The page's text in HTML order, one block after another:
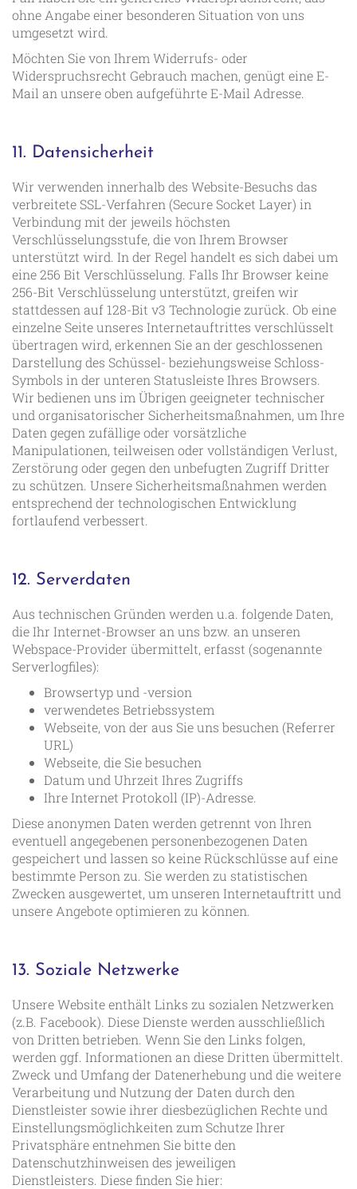
ohne Angabe einer besonderen Situation von uns
umgesetzt wird.
Möchten Sie von Ihrem Widerrufs- oder
Widerspruchsrecht Gebrauch machen, genügt eine E-
Mail an unsere oben aufgeführte E-Mail Adresse.
11. Datensicherheit
Wir verwenden innerhalb des Website-Besuchs das
verbreitete SSL-Verfahren (Secure Socket Layer) in
Verbindung mit der jeweils höchsten
Verschlüsselungsstufe, die von Ihrem Browser
unterstützt wird. In der Regel handelt es sich dabei um
eine 256 Bit Verschlüsselung. Falls Ihr Browser keine
256-Bit Verschlüsselung unterstützt, greifen wir
stattdessen auf 128-Bit v3 Technologie zurück. Ob eine
einzelne Seite unseres Internetauftrittes verschlüsselt
übertragen wird, erkennen Sie an der geschlossenen
Darstellung des Schüssel- beziehungsweise Schloss-
Symbols in der unteren Statusleiste Ihres Browsers.
Wir bedienen uns im Übrigen geeigneter technischer
und organisatorischer Sicherheitsmaßnahmen, um Ihre
Daten gegen zufällige oder vorsätzliche
Manipulationen, teilweisen oder vollständigen Verlust,
Zerstörung oder gegen den unbefugten Zugriff Dritter
zu schützen. Unsere Sicherheitsmaßnahmen werden
entsprechend der technologischen Entwicklung
fortlaufend verbessert.
12. Serverdaten
Aus technischen Gründen werden u.a. folgende Daten,
die Ihr Internet-Browser an uns bzw. an unseren
Webspace-Provider übermittelt, erfasst (sogenannte
Serverlogfiles):
Browsertyp und -version
verwendetes Betriebssystem
Webseite, von der aus Sie uns besuchen (Referrer
URL)
Webseite, die Sie besuchen
Datum und Uhrzeit Ihres Zugriffs
Ihre Internet Protokoll (IP)-Adresse.
Diese anonymen Daten werden getrennt von Ihren
eventuell angegebenen personenbezogenen Daten
gespeichert und lassen so keine Rückschlüsse auf eine
bestimmte Person zu. Sie werden zu statistischen
Zwecken ausgewertet, um unseren Internetauftritt und
unsere Angebote optimieren zu können.
13. Soziale Netzwerke
Unsere Website enthält Links zu sozialen Netzwerken
(z.B. Facebook). Diese Dienste werden ausschließlich
von Dritten betrieben. Wenn Sie den Links folgen,
werden ggf. Informationen an diese Dritten übermittelt.
Zweck und Umfang der Datenerhebung und die weitere
Verarbeitung und Nutzung der Daten durch den
Dienstleister sowie ihrer diesbezüglichen Rechte und
Einstellungsmöglichkeiten zum Schutze Ihrer
Privatsphäre entnehmen Sie bitte den
Datenschutzhinweisen des jeweiligen
Dienstleisters. Diese finden Sie hier: